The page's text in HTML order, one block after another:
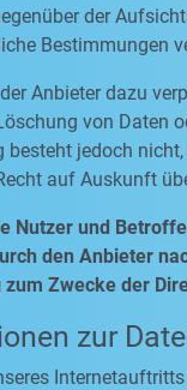
der
Bestimmungen
Anbieter dazu
von Daten
besteht jedoch
auf Auskunft
Nutzer und
den Anbieter
zum Zwecke der
zur